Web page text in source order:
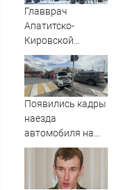
человек
06/08/2026 –
Новости
Главврач
Апатитско-
Кировской
больницы
уволился
Появились кадры
наезда
автомобиля на
пешеходов в